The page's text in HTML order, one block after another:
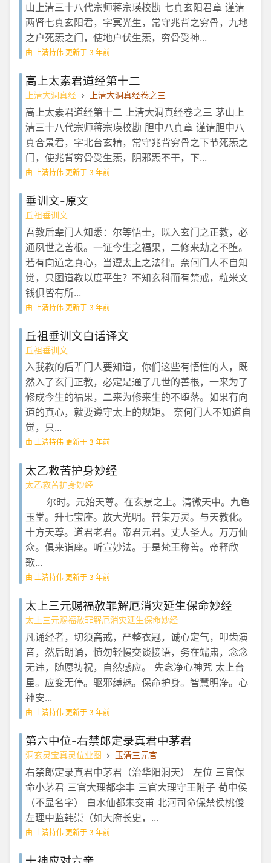
山上清三十八代宗师蒋宗瑛校勘 七真玄阳君章 谨请
两肾七真玄阳君，字冥光生，常守兆背之穷骨，九地
之户死炁之门，使地户伏生炁，穷骨受神...
由 上清持伟 更新于 3 年前
高上太素君道经第十二
上清大洞真经 上清大洞真经卷之三
高上太素君道经第十二 上清大洞真经卷之三 茅山上
清三十八代宗师蒋宗瑛校勘 胆中八真章 谨请胆中八
真合景君，字北台玄精，常守兆背穷骨之下节死炁之
门，使兆背穷骨受生炁，阴邪炁不干，下...
由 上清持伟 更新于 3 年前
垂训文-原文
丘祖垂训文
吾教后辈门人知悉：尔等悟士，既入玄门之正教，必
通夙世之善根。一证今生之福果，二修来劫之不堕。
若有向道之真心，当遵太上之法律。奈何门人不自知
觉，只图道教以度平生？不知玄科而有禁戒，粒米文
钱俱皆有所...
由 上清持伟 更新于 3 年前
丘祖垂训文白话译文
丘祖垂训文
入我教的后辈门人要知道，你们这些有悟性的人，既
然入了玄门正教，必定是通了几世的善根，一来为了
修成今生的福果，二来为修来生的不堕落。如果有向
道的真心，就要遵守太上的规矩。 奈何门人不知道自
觉，只...
由 上清持伟 更新于 3 年前
太乙救苦护身妙经
太乙救苦护身妙经
尔时。元始天尊。在玄景之上。清微天中。九色
玉堂。升七宝座。放大光明。普集万灵。与天教化。
十方天尊。道君老君。帝君元君。丈人圣人。万万仙
众。俱来诣座。听宣妙法。于是梵王称善。帝释欣
歌...
由 上清持伟 更新于 3 年前
太上三元赐福赦罪解厄消灾延生保命妙经
太上三元赐福赦罪解厄消灾延生保命妙经
凡诵经者，切须斋戒，严整衣冠，诚心定气，叩齿演
音，然后朗诵，慎勿轻慢交谈接语，务在端肃，念念
无违，随愿祷祝，自然感应。 先念净心神咒 太上台
星。应变无停。驱邪缚魅。保命护身。智慧明净。心
神安...
由 上清持伟 更新于 3 年前
第六中位-右禁郎定录真君中茅君
洞玄灵宝真灵位业图 玉清三元官
右禁郎定录真君中茅君（治华阳洞天） 左位 三官保
命小茅君 三官大理都李丰 三官大理守王附子 荀中侯
（不显名字） 白水仙都朱交甫 北河司命保禁侯桃俊
左理中监韩崇（如大府长史，...
由 上清持伟 更新于 3 年前